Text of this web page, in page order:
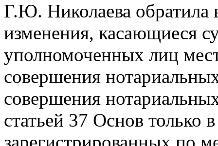
Г.Ю. Николаева обратила
изменения, касающиеся
уполномоченных лиц
совершения
совершения
статьей 37 Основ только